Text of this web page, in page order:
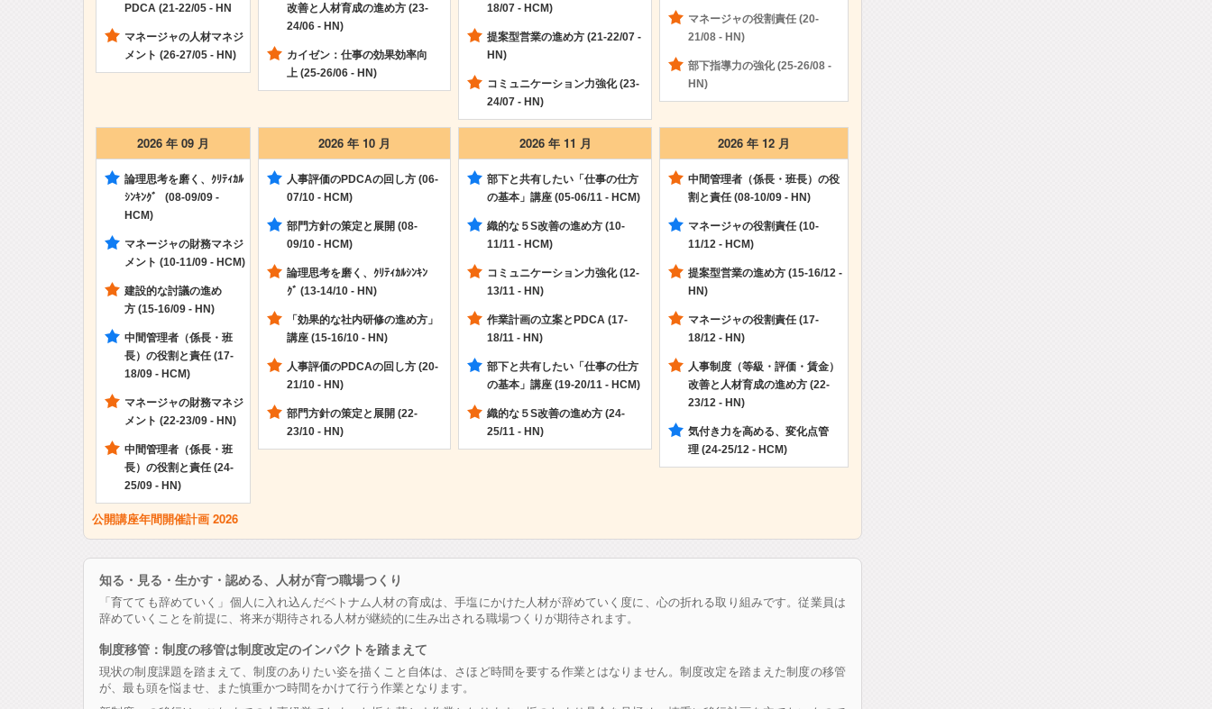
PDCA (21-22/05 - HN
マネージャの人材マネジ
メント (26-27/05 - HN)
改善と人材育成の進め方 (23-
24/06 - HN)
カイゼン：仕事の効果効率向
上 (25-26/06 - HN)
18/07 - HCM)
提案型営業の進め方 (21-22/07 -
HN)
コミュニケーション力強化 (23-
24/07 - HN)
マネージャの役割責任 (20-
21/08 - HN)
部下指導力の強化 (25-26/08 -
HN)
2026 年 09 月
論理思考を磨く、ｸﾘﾃｨｶﾙ
ｼﾝｷﾝｸﾞ (08-09/09 -
HCM)
マネージャの財務マネジ
メント (10-11/09 - HCM)
建設的な討議の進め
方 (15-16/09 - HN)
中間管理者（係長・班
長）の役割と責任 (17-
18/09 - HCM)
マネージャの財務マネジ
メント (22-23/09 - HN)
中間管理者（係長・班
長）の役割と責任 (24-
25/09 - HN)
2026 年 10 月
人事評価のPDCAの回し方 (06-
07/10 - HCM)
部門方針の策定と展開 (08-
09/10 - HCM)
論理思考を磨く、ｸﾘﾃｨｶﾙｼﾝｷﾝ
ｸﾞ (13-14/10 - HN)
「効果的な社内研修の進め方」
講座 (15-16/10 - HN)
人事評価のPDCAの回し方 (20-
21/10 - HN)
部門方針の策定と展開 (22-
23/10 - HN)
2026 年 11 月
部下と共有したい「仕事の仕方
の基本」講座 (05-06/11 - HCM)
織的な５S改善の進め方 (10-
11/11 - HCM)
コミュニケーション力強化 (12-
13/11 - HN)
作業計画の立案とPDCA (17-
18/11 - HN)
部下と共有したい「仕事の仕方
の基本」講座 (19-20/11 - HCM)
織的な５S改善の進め方 (24-
25/11 - HN)
2026 年 12 月
中間管理者（係長・班長）の役
割と責任 (08-10/09 - HN)
マネージャの役割責任 (10-
11/12 - HCM)
提案型営業の進め方 (15-16/12 -
HN)
マネージャの役割責任 (17-
18/12 - HN)
人事制度（等級・評価・賃金）
改善と人材育成の進め方 (22-
23/12 - HN)
気付き力を高める、変化点管
理 (24-25/12 - HCM)
公開講座年間開催計画 2026
知る・見る・生かす・認める、人材が育つ職場つくり
「育てても辞めていく」個人に入れ込んだベトナム人材の育成は、手塩にかけた人材が辞めていく度に、心の折れる取り組みです。従業員は
辞めていくことを前提に、将来が期待される人材が継続的に生み出される職場つくりが期待されます。
制度移管：制度の移管は制度改定のインパクトを踏まえて
現状の制度課題を踏まえて、制度のありたい姿を描くこと自体は、さほど時間を要する作業とはなりません。制度改定を踏まえた制度の移管
が、最も頭を悩ませ、また慎重かつ時間をかけて行う作業となります。